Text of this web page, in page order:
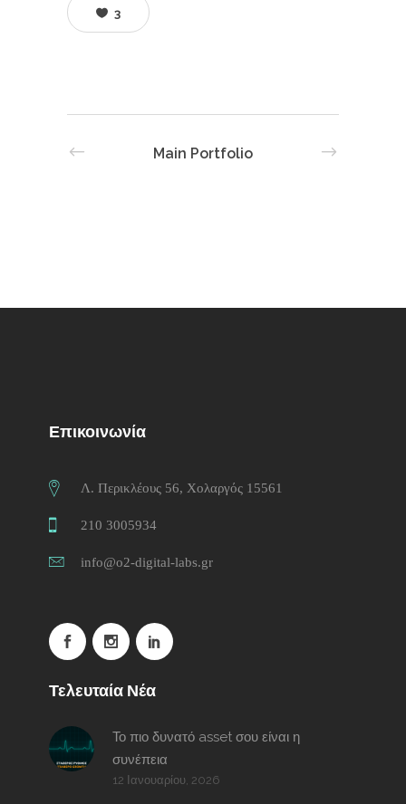
3
Main Portfolio
Επικοινωνία
Λ. Περικλέους 56, Χολαργός 15561
210 3005934
info@o2-digital-labs.gr
Τελευταία Νέα
Το πιο δυνατό asset σου είναι η
συνέπεια
12 Ιανουαρίου, 2026